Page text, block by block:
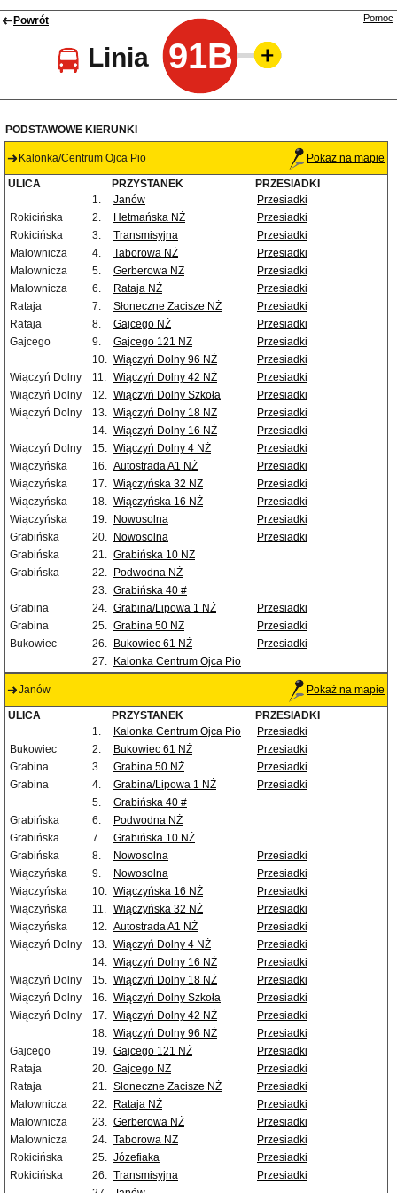
Powrót
Linia 91B
Pomoc
PODSTAWOWE KIERUNKI
Kalonka/Centrum Ojca Pio Pokaż na mapie
ULICA PRZYSTANEK
PRZESIADKI
1.
Janów
Przesiadki
Rokicińska
2. Hetmańska NŻ
Przesiadki
Rokicińska
3. Transmisyjna
Przesiadki
Malownicza
4. Taborowa NŻ
Przesiadki
Malownicza
5. Gerberowa NŻ
Przesiadki
Malownicza
6. Rataja NŻ
Przesiadki
Rataja
7. Słoneczne Zacisze NŻ
Przesiadki
Rataja
8. Gajcego NŻ
Przesiadki
Gajcego
9. Gajcego 121 NŻ
Przesiadki
10. Wiączyń Dolny 96 NŻ
Przesiadki
Wiączyń Dolny
11. Wiączyń Dolny 42 NŻ
Przesiadki
Wiączyń Dolny
12. Wiączyń Dolny Szkoła
Przesiadki
Wiączyń Dolny
13. Wiączyń Dolny 18 NŻ
Przesiadki
14. Wiączyń Dolny 16 NŻ
Przesiadki
Wiączyń Dolny
15. Wiączyń Dolny 4 NŻ
Przesiadki
Wiączyńska
16. Autostrada A1 NŻ
Przesiadki
Wiączyńska
17. Wiączyńska 32 NŻ
Przesiadki
Wiączyńska
18. Wiączyńska 16 NŻ
Przesiadki
Wiączyńska
19. Nowosolna
Przesiadki
Grabińska
20. Nowosolna
Przesiadki
Grabińska
21. Grabińska 10 NŻ
Grabińska
22.
Podwodna NŻ
23. Grabińska 40 #
Grabina
24. Grabina/Lipowa 1 NŻ
Przesiadki
Grabina
25. Grabina 50 NŻ
Przesiadki
Bukowiec
26. Bukowiec 61 NŻ
Przesiadki
27.
Kalonka Centrum Ojca Pio
Janów Pokaż na mapie
ULICA PRZYSTANEK
PRZESIADKI
1.
Kalonka Centrum Ojca Pio
Przesiadki
Bukowiec
2. Bukowiec 61 NŻ
Przesiadki
Grabina
3. Grabina 50 NŻ
Przesiadki
Grabina
4. Grabina/Lipowa 1 NŻ
Przesiadki
5.
Grabińska 40 #
Grabińska
6.
Podwodna NŻ
Grabińska
7.
Grabińska 10 NŻ
Grabińska
8. Nowosolna
Przesiadki
Wiączyńska
9. Nowosolna
Przesiadki
Wiączyńska
10. Wiączyńska 16 NŻ
Przesiadki
Wiączyńska
11. Wiączyńska 32 NŻ
Przesiadki
Wiączyńska
12. Autostrada A1 NŻ
Przesiadki
Wiączyń Dolny
13. Wiączyń Dolny 4 NŻ
Przesiadki
14. Wiączyń Dolny 16 NŻ
Przesiadki
Wiączyń Dolny
15. Wiączyń Dolny 18 NŻ
Przesiadki
Wiączyń Dolny
16. Wiączyń Dolny Szkoła
Przesiadki
Wiączyń Dolny
17. Wiączyń Dolny 42 NŻ
Przesiadki
18. Wiączyń Dolny 96 NŻ
Przesiadki
Gajcego
19. Gajcego 121 NŻ
Przesiadki
Rataja
20. Gajcego NŻ
Przesiadki
Rataja
21. Słoneczne Zacisze NŻ
Przesiadki
Malownicza
22. Rataja NŻ
Przesiadki
Malownicza
23. Gerberowa NŻ
Przesiadki
Malownicza
24. Taborowa NŻ
Przesiadki
Rokicińska
25. Józefiaka
Przesiadki
Rokicińska
26. Transmisyjna
Przesiadki